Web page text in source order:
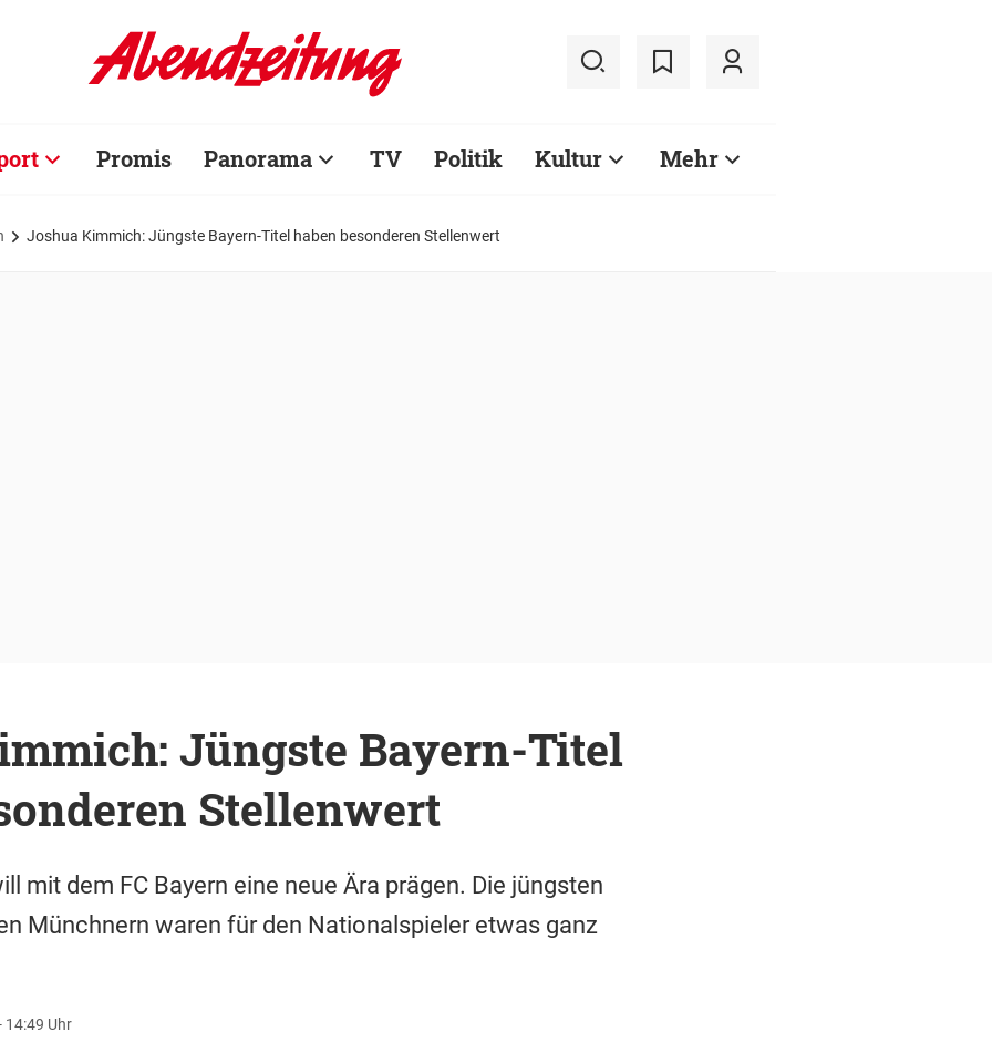
Promis Panorama TV Politik Kultur Mehr
Joshua Kimmich: Jüngste Bayern-Titel haben besonderen Stellenwert
Jüngste Bayern-Titel
Stellenwert
mit dem FC Bayern eine neue Ära prägen. Die jüngsten
Münchnern waren für den Nationalspieler etwas ganz
14:49 Uhr